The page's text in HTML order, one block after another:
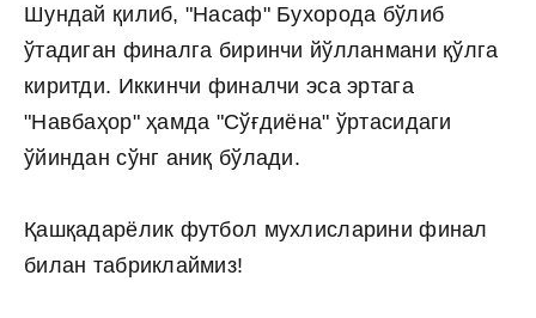
Шундай қилиб, "Насаф" Бухорода бўлиб
ўтадиган финалга биринчи йўлланмани қўлга
киритди. Иккинчи финалчи эса эртага
"Навбаҳор" ҳамда "Сўғдиёна" ўртасидаги
ўйиндан сўнг аниқ бўлади.
Қашқадарёлик футбол мухлисларини финал
билан табриклаймиз!